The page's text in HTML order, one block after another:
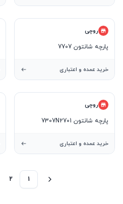
روچی
پارچه شانتون 7707
خرید عمده و اعتباری
روچی
پارچه شانتون 7307N2701
خرید عمده و اعتباری
1
2